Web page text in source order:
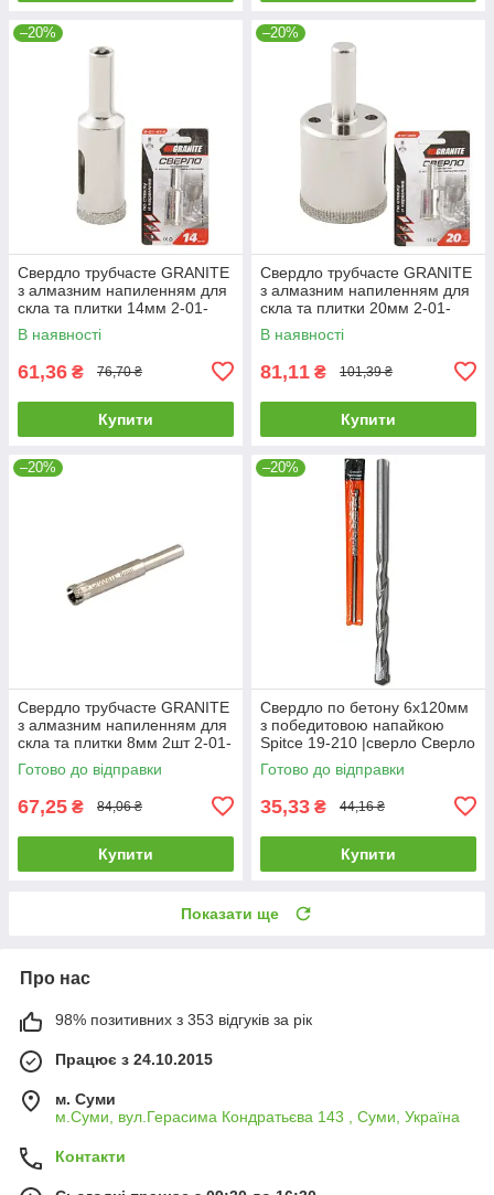
–20%
Свердло трубчасте GRANITE
з алмазним напиленням для
скла та плитки 14мм 2-01-
214 |Сверло трубчатое
GRANITE с алмазным
В наявності
61,36 ₴ 76,70 ₴
Купити
–20%
Свердло трубчасте GRANITE
з алмазним напиленням для
скла та плитки 20мм 2-01-
220 |Сверло трубчатое
GRANITE с алмазным
В наявності
81,11 ₴ 101,39 ₴
Купити
–20%
Свердло трубчасте GRANITE
з алмазним напиленням для
скла та плитки 8мм 2шт 2-01-
208 |Сверло трубчатое
GRANITE с алмазным
Готово до відправки
67,25 ₴ 84,06 ₴
Купити
–20%
Свердло по бетону 6х120мм
з победитовою напайкою
Spitce 19-210 |сверло Сверло
по бетону 6х120мм с
победитовой напайкой Spitce
Готово до відправки
35,33 ₴ 44,16 ₴
Купити
Показати ще
Про нас
98% позитивних з 353 відгуків за рік
Працює з 24.10.2015
м. Суми
м.Суми, вул.Герасима Кондратьєва 143 , Суми, Україна
Контакти